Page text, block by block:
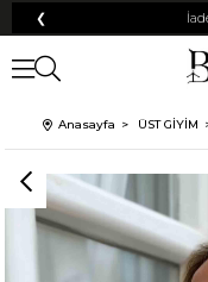
❮ Tüm
Anasayfa ÜST GİYİM
500 TL
50 TL